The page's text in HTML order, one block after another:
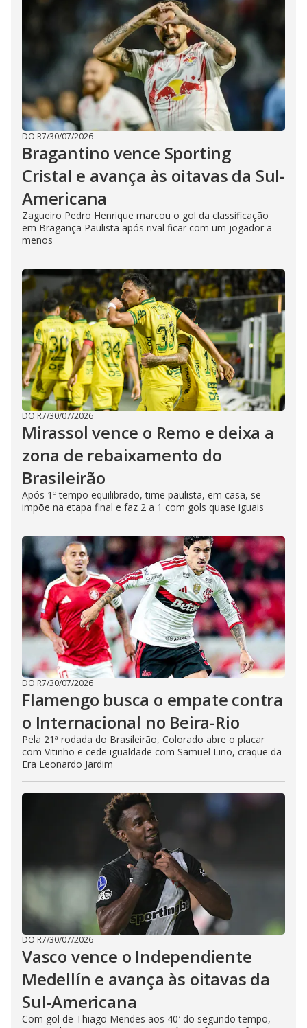
DO R7/30/07/2026
Bragantino vence Sporting
Cristal e avança às oitavas da Sul-
Americana
Zagueiro Pedro Henrique marcou o gol da classificação
em Bragança Paulista após rival ficar com um jogador a
menos
DO R7/30/07/2026
Mirassol vence o Remo e deixa a
zona de rebaixamento do
Brasileirão
Após 1º tempo equilibrado, time paulista, em casa, se
impõe na etapa final e faz 2 a 1 com gols quase iguais
DO R7/30/07/2026
Flamengo busca o empate contra
o Internacional no Beira-Rio
Pela 21ª rodada do Brasileirão, Colorado abre o placar
com Vitinho e cede igualdade com Samuel Lino, craque da
Era Leonardo Jardim
DO R7/30/07/2026
Vasco vence o Independiente
Medellín e avança às oitavas da
Sul-Americana
Com gol de Thiago Mendes aos 40′ do segundo tempo,